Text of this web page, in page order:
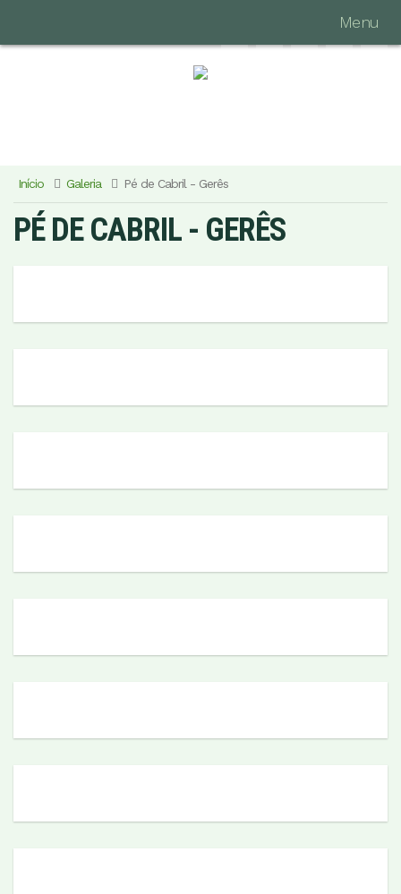
Menu
Início Galeria Pé de Cabril - Gerês
PÉ DE CABRIL - GERÊS